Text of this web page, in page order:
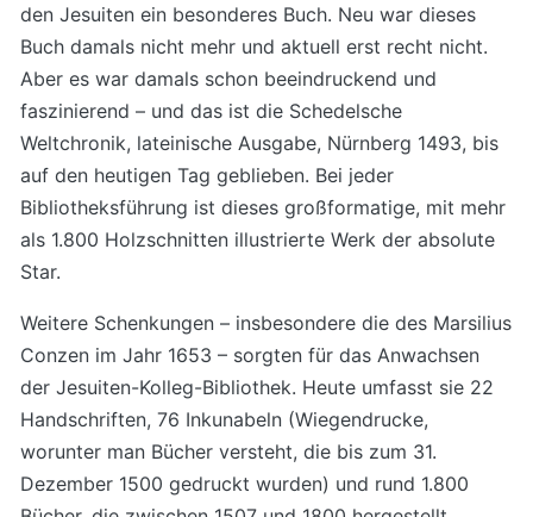
den Jesuiten ein besonderes Buch. Neu war dieses
Buch damals nicht mehr und aktuell erst recht nicht.
Aber es war damals schon beeindruckend und
faszinierend – und das ist die Schedelsche
Weltchronik, lateinische Ausgabe, Nürnberg 1493, bis
auf den heutigen Tag geblieben. Bei jeder
Bibliotheksführung ist dieses großformatige, mit mehr
als 1.800 Holzschnitten illustrierte Werk der absolute
Star.
Weitere Schenkungen – insbesondere die des Marsilius
Conzen im Jahr 1653 – sorgten für das Anwachsen
der Jesuiten-Kolleg-Bibliothek. Heute umfasst sie 22
Handschriften, 76 Inkunabeln (Wiegendrucke,
worunter man Bücher versteht, die bis zum 31.
Dezember 1500 gedruckt wurden) und rund 1.800